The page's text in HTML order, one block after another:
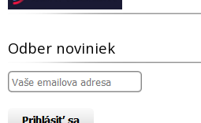
Odber noviniek